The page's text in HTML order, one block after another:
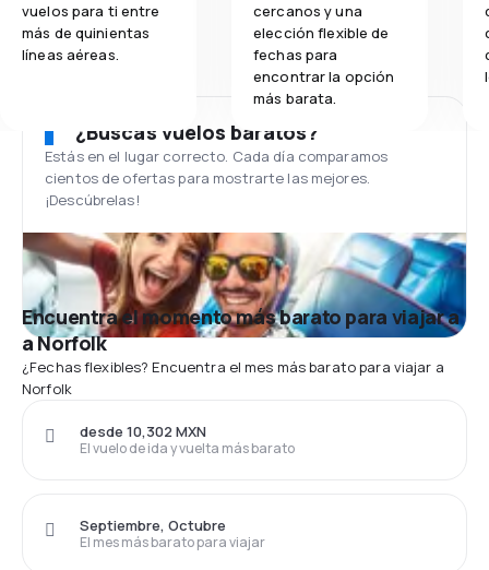
vuelos para ti entre
más de quinientas
líneas aéreas.
cercanos y una
elección flexible de
fechas para
encontrar la opción
más barata.
¿Buscas vuelos baratos?
Estás en el lugar correcto. Cada día comparamos
cientos de ofertas para mostrarte las mejores.
¡Descúbrelas!
Encuentra el momento más barato para viajar a
a Norfolk
¿Fechas flexibles? Encuentra el mes más barato para viajar a
Norfolk
El vuelo de ida y vuelta más barato
desde 10,302 MXN
El mes más barato para viajar
Septiembre, Octubre